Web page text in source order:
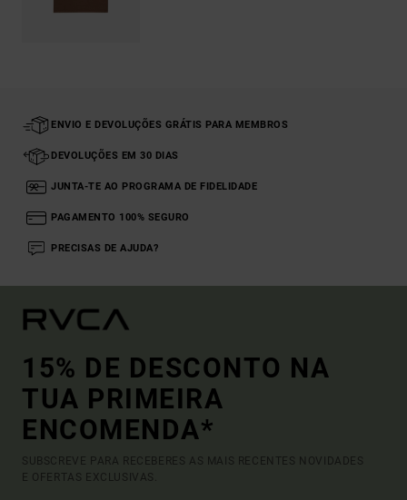
ENVIO E DEVOLUÇÕES GRÁTIS PARA MEMBROS
DEVOLUÇÕES EM 30 DIAS
JUNTA-TE AO PROGRAMA DE FIDELIDADE
PAGAMENTO 100% SEGURO
PRECISAS DE AJUDA?
15% DE DESCONTO NA
TUA PRIMEIRA
ENCOMENDA*
SUBSCREVE PARA RECEBERES AS MAIS RECENTES NOVIDADES
E OFERTAS EXCLUSIVAS.